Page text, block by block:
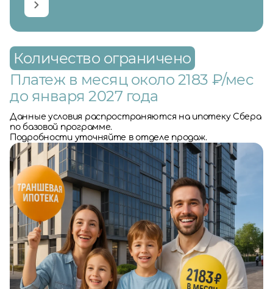
Количество ограничено
Платеж в месяц около 2183 ₽/мес
до января 2027 года
Данные условия распространяются на ипотеку Сбера
по базовой программе.
Подробности уточняйте в отделе продаж.